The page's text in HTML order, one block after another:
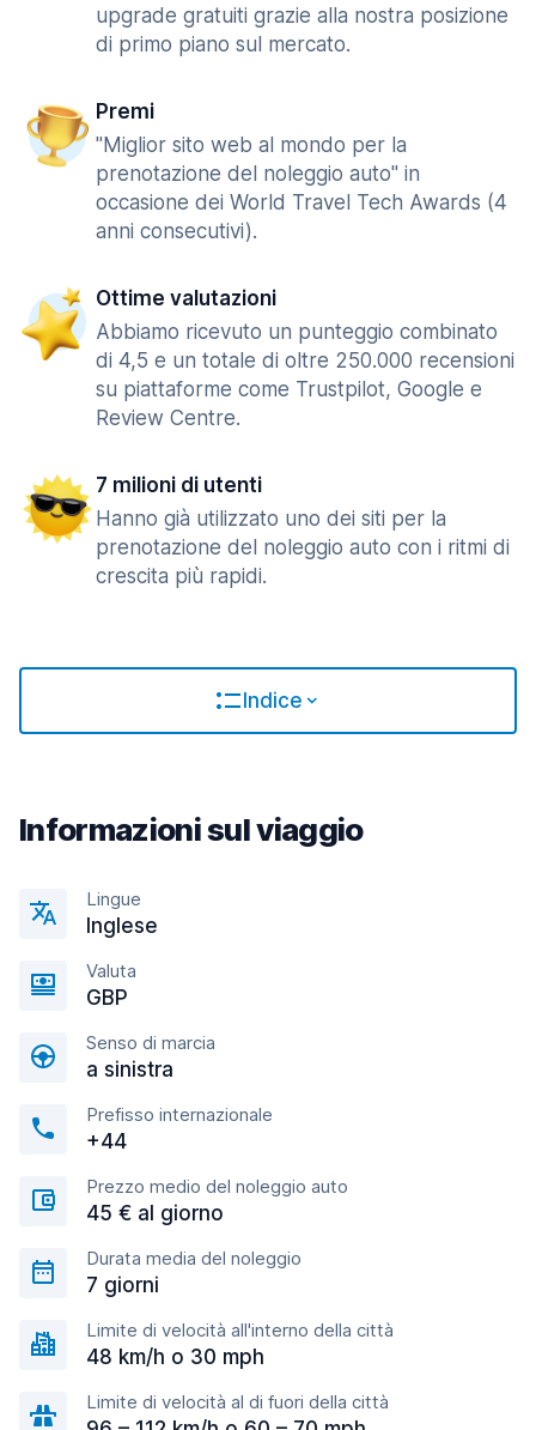
upgrade gratuiti grazie alla nostra posizione
di primo piano sul mercato.
Premi
"Miglior sito web al mondo per la
prenotazione del noleggio auto" in
occasione dei World Travel Tech Awards (4
anni consecutivi).
Ottime valutazioni
Abbiamo ricevuto un punteggio combinato
di 4,5 e un totale di oltre 250.000 recensioni
su piattaforme come Trustpilot, Google e
Review Centre.
7 milioni di utenti
Hanno già utilizzato uno dei siti per la
prenotazione del noleggio auto con i ritmi di
crescita più rapidi.
Indice
Informazioni sul viaggio
Lingue
Inglese
Valuta
GBP
Senso di marcia
a sinistra
Prefisso internazionale
+44
Prezzo medio del noleggio auto
45 € al giorno
Durata media del noleggio
7 giorni
Limite di velocità all'interno della città
48 km/h o 30 mph
Limite di velocità al di fuori della città